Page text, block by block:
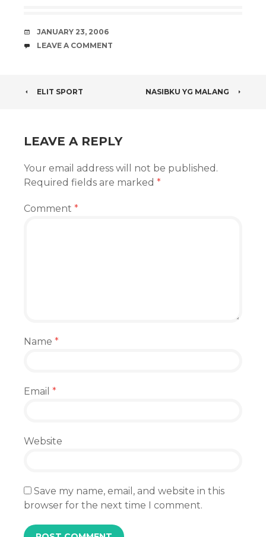
DATE
JANUARY 23, 2006
COMMENTS
LEAVE A COMMENT
POST
ELIT SPORT NASIBKU YG MALANG
LEAVE A REPLY
Your email address will not be published.
Required fields are marked *
Comment *
Name *
Email *
Website
Save my name, email, and website in this
browser for the next time I comment.